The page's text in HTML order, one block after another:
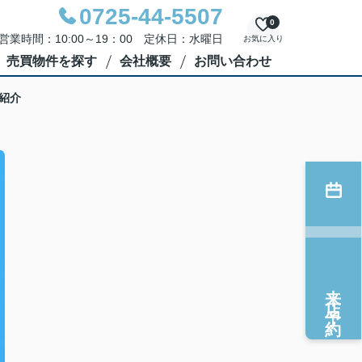
0725-44-5507
業時間：10:00～19：00 定休日：水曜日 お気に入り
0
売買物件を探す 会社概要 お問い合わせ
介
来店予約